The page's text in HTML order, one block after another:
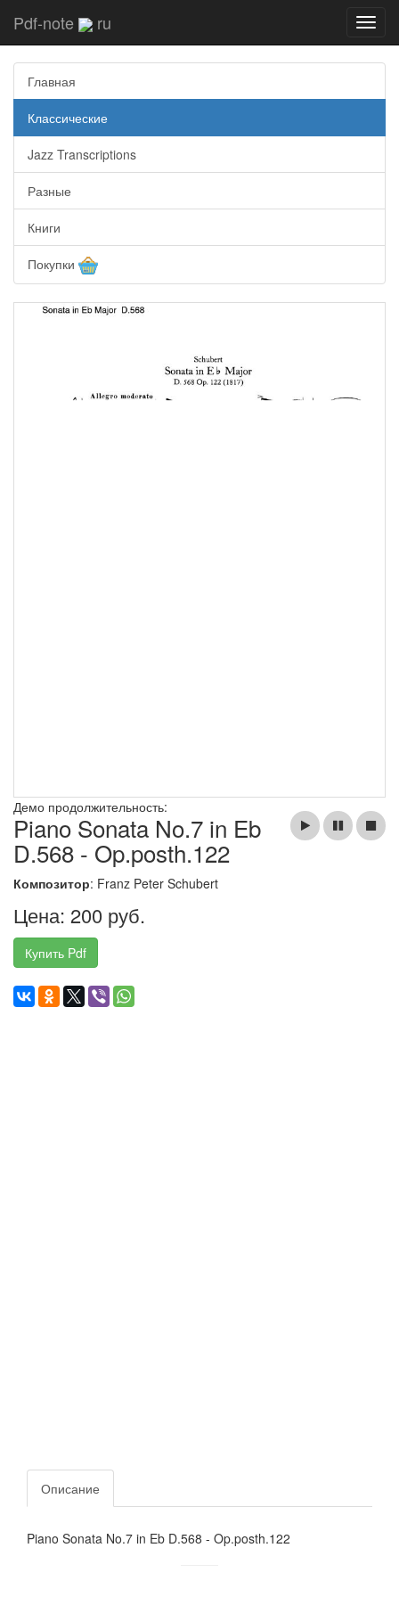
Pdf-note ru
Главная
Классические
Jazz Transcriptions
Разные
Книги
Покупки
Демо продолжительность:
Piano Sonata No.7 in Eb
D.568 - Op.posth.122
Композитор: Franz Peter Schubert
Цена: 200 руб.
Купить Pdf
Описание
Piano Sonata No.7 in Eb D.568 - Op.posth.122